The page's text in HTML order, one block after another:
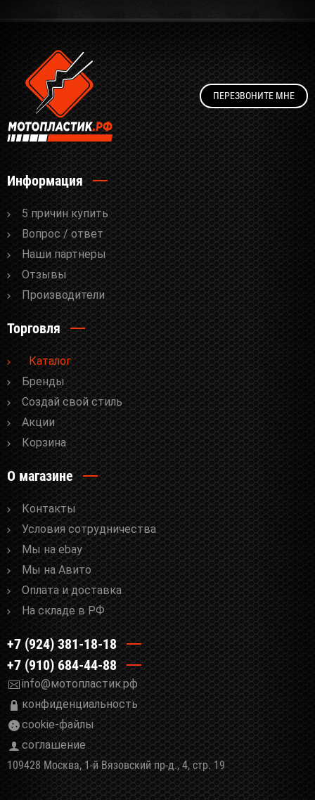
ПЕРЕЗВОНИТЕ МНЕ
Информация
5 причин купить
Вопрос / ответ
Наши партнеры
Отзывы
Производители
Торговля
Каталог
Бренды
Cоздай свой стиль
Акции
Корзина
О магазине
Контакты
Условия сотрудничества
Мы на ebay
Мы на Авито
Оплата и доставка
На складе в РФ
+7 (924) 381-18-18
+7 (910) 684-44-88
info@мотопластик.рф
конфиденциальность
cookie-файлы
соглашение
109428 Москва, 1-й Вязовский пр-д., 4, стр. 19